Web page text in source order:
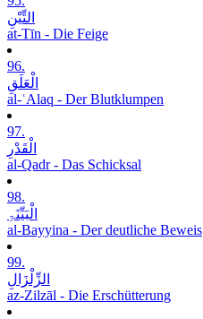
التِّیْنِ
at-Tīn - Die Feige
96.
الْعَلَقِ
al-ʿAlaq - Der Blutklumpen
97.
الْقَدْرِ
al-Qadr - Das Schicksal
98.
الْبَیِّنَۃِ
al-Bayyina - Der deutliche Beweis
99.
الزِّلْزَالِ
az-Zilzāl - Die Erschütterung